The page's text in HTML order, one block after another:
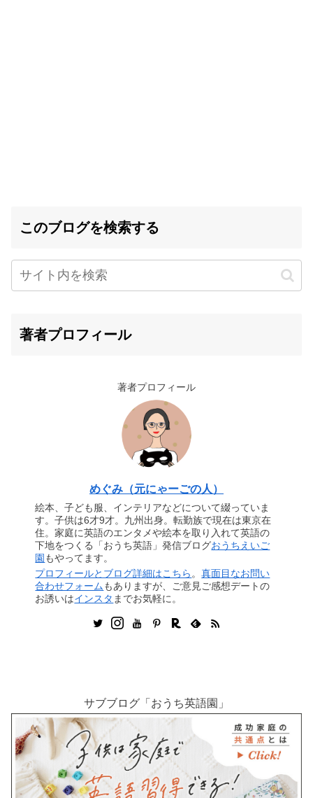
このブログを検索する
著者プロフィール
著者プロフィール
めぐみ（元にゃーごの人）
絵本、子ども服、インテリアなどについて綴っていま
す。子供は6才9才。九州出身。転勤族で現在は東京在
住。家庭に英語のエンタメや絵本を取り入れて英語の
下地をつくる「おうち英語」発信ブログおうちえいご
園 もやってます。
プロフィールとブログ詳細はこちら 。真面目なお問い
合わせフォームもありますが、ご意見ご感想デートの
お誘いはインスタ までお気軽に。
サブブログ「おうち英語園」